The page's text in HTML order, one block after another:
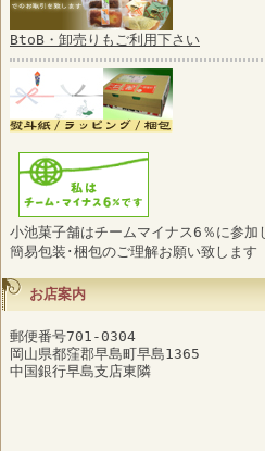
BtoB・卸売りもご利用下さい
小池菓子舗はチームマイナス6％に参加
簡易包装･梱包のご理解お願い致します
お店案内
郵便番号701-0304
岡山県都窪郡早島町早島1365
中国銀行早島支店東隣